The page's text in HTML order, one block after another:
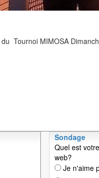
Tournoi MIMOSA
Sondage
Quel est
web?
Je n'aime